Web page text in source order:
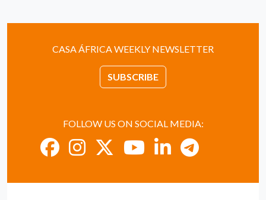
CASA ÁFRICA WEEKLY NEWSLETTER
SUBSCRIBE
FOLLOW US ON SOCIAL MEDIA: